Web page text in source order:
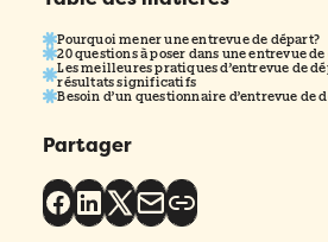
Pourquoi mener une entrevue de départ?
20 questions à poser dans une entrevue
Les meilleures pratiques d’entrevue de
résultats significatifs
Besoin d’un questionnaire d’entrevue de
Partager